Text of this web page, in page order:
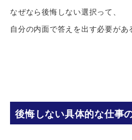
なぜなら後悔しない選択って、
自分の内面で答えを出す必要があ
後悔しない具体的な仕事